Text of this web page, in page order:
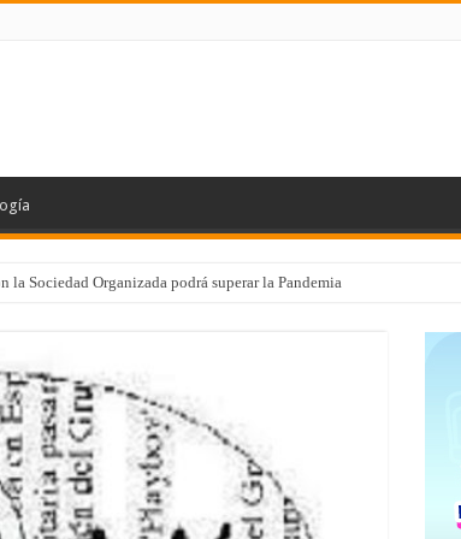
la Sociedad Organizada podrá superar la Pandemia